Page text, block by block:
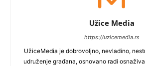
Užice Media
https://uzicemedia.rs
UžiceMedia je dobrovoljno, nevladino,
udruženje građana, osnovano radi